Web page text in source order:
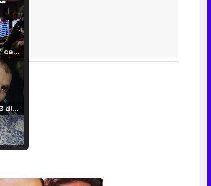
'120 Minutos' celebra sus 2.000 programas en Telemadrid con un vídeo del día a día en la redacción
Tráiler de '33 días', la nueva serie de Atresplayer con Julián Villagrán y José Manuel Poga